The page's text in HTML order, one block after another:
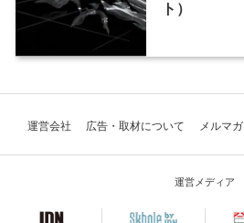
ト）
運営会社 広告・取材について メルマガ
運営メディア